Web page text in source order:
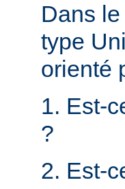
Dans
type
orienté
1. Est-
?
2. Est-